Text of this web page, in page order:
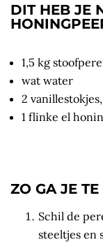
DIT HEB JE
1,5 kg
wat water
2
1 flinke el
ZO GA JE
Schil de
steeltjes en